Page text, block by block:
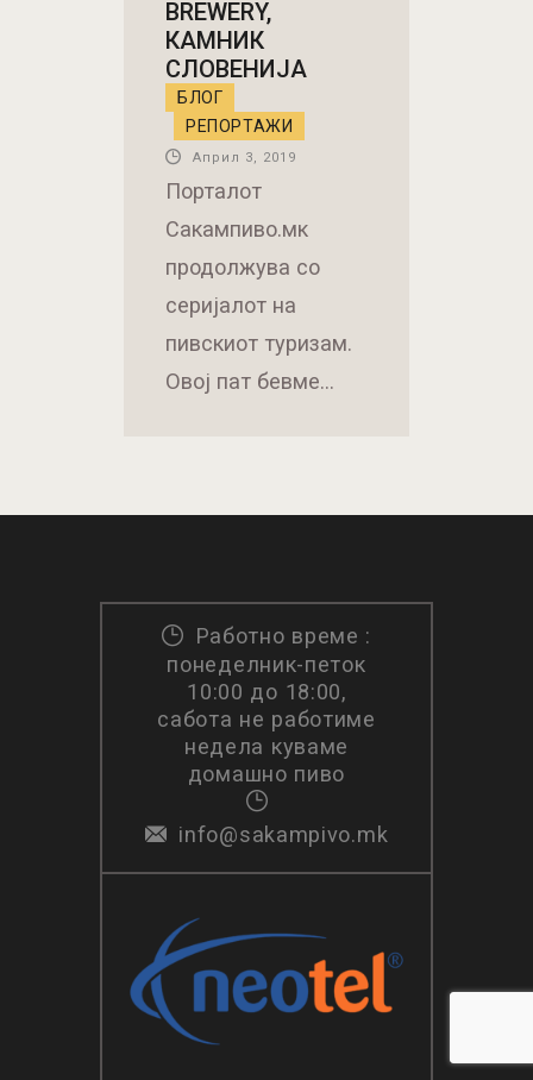
Април 3, 2019
Порталот
Сакампиво.мк
продолжува со
серијалот на
пивскиот туризам.
Овој пат бевме…
понеделник-петок
домашно пиво
info@sakampivo.mk